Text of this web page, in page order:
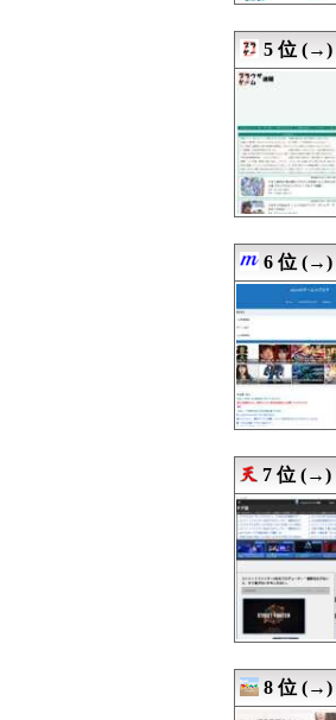
08/06 00:10
08/06 00:00
08/06 00:00
08/06 00:00
08/05 23:30
08/05 23:20
08/05 23:05
08/05 22:10
08/05 22:00
08/05 21:30
08/05 21:30
08/05 21:05
08/05 21:00
08/05 20:02
08/05 20:00
08/05 20:00
08/05 20:00
08/05 19:24
08/05 19:19
08/05 19:14
08/05 19:00
08/05 18:30
08/05 18:00
08/05 18:00
08/05 17:01
08/05 16:00
08/05 14:00
08/05 12:30
5 位 (→)
6 位 (→)
7 位 (→)
8 位 (→)